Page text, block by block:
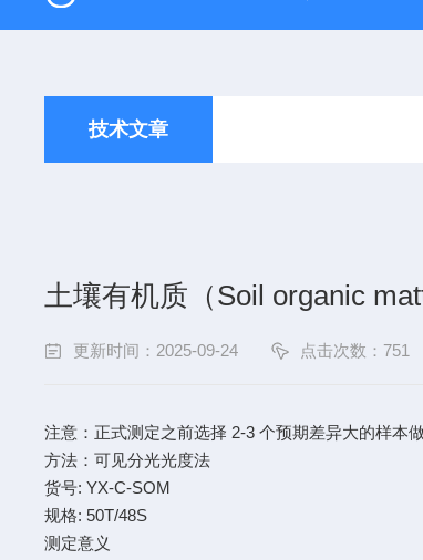
技术文章
土壤有机质（Soil organic
更新时间：2025-09-24 点击次数：751
注意：正式测定之前选择 2-3 个预期差异大的样本做
方法：可见分光光度法
货号: YX-C-SOM
规格: 50T/48S
测定意义